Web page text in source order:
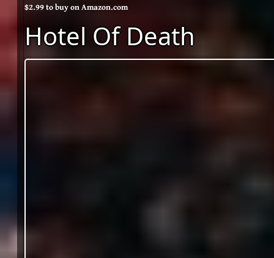
$2.99 to buy on Amazon.com
Hotel Of Death